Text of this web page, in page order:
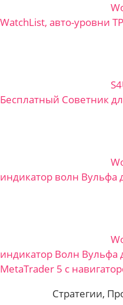
WatchList, авто-уровни
Бесплатный Советник
индикатор волн Вульфа
индикатор Волн Вульфа
MetaTrader 5 с
Стратегии,